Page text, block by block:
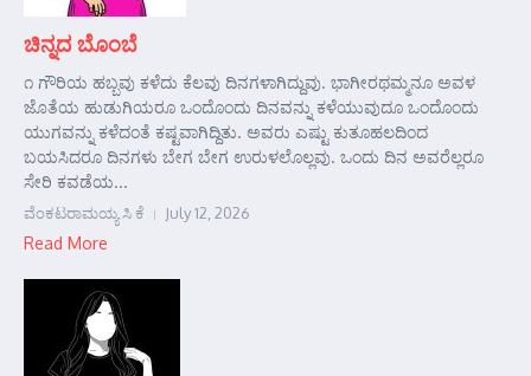
ಚಿನ್ನದ ಬೊಂಬೆ
೧ ಗೌರಿಯ ಹಬ್ಬವು ಕಳೆದು ಕೆಲವು ದಿನಗಳಾಗಿದ್ದುವು. ಭಾಗೀರಥಮ್ಮನೂ ಅವಳ
ಜೊತೆಯ ಹುಡುಗಿಯರೂ ಒಂದೊಂದು ದಿನವನ್ನು ಕಳೆಯುವುದೂ ಒಂದೊಂದು
ಯುಗವನ್ನು ಕಳೆದಂತೆ ಕಷ್ಟವಾಗಿದ್ದಿತು. ಅವರು ಎಷ್ಟು ಕುತೂಹಲದಿಂದ
ಬಯಸಿದರೂ ದಿನಗಳು ಬೇಗ ಬೇಗ ಉರುಳಲೊಲ್ಲವು. ಒಂದು ದಿನ ಅವರೆಲ್ಲರೂ
ಸೇರಿ ಕವಡೆಯ...
ವೆಂಕಟರಾಮಯ್ಯ ಸಿ ಕೆ July 12, 2026
Read More